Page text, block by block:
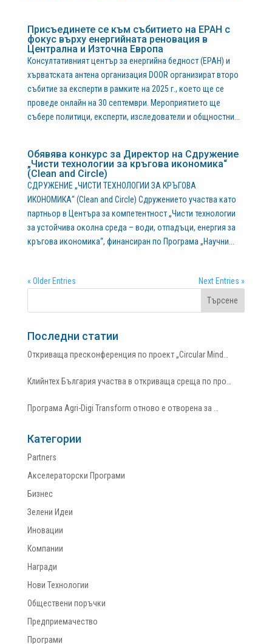
Присъединете се към събитието на EPAH с
фокус върху енергийната реновация в
Централна и Източна Европа
Консултативният център за енергийна бедност (EPAH) и
хърватската антена организация DOOR организират второ
събитие за експерти в рамките на 2025 г., което ще се
проведе онлайн на 30 септември. Мероприятието ще
събере политици, експерти, изследователи и общностни...
Обявява конкурс за Директор на Сдружение
„Чисти технологии за кръгова икономика“
(Clean and Circle)
СДРУЖЕНИЕ „ЧИСТИ ТЕХНОЛОГИИ ЗА КРЪГОВА
ИКОНОМИКА“ (Clean and Circle) Сдружението участва като
партньор в Центъра за компетентност „Чисти технологии
за устойчива околна среда – води, отпадъци, енергия за
кръгова икономика“, финансиран по Програма „Научни...
« Older Entries Next Entries »
Последни статии
Откриваща пресконференция по проект „Circular Mind…
Клийнтех България участва в откриваща среща по про…
Програма Agri-Digi Transform отново е отворена за …
Категории
Partners
Акселераторски Програми
Бизнес
Зелени Идеи
Иновации
Компании
Награди
Нови Технологии
Обществени поръчки
Предприемачество
Програми